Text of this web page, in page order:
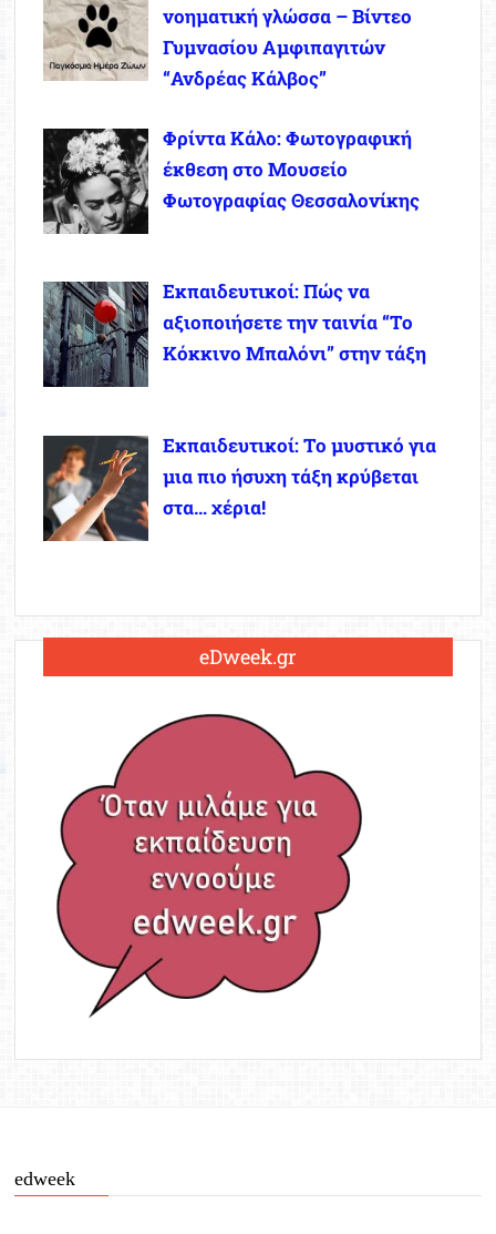
νοηματική γλώσσα – Βίντεο
Γυμνασίου Αμφιπαγιτών
“Ανδρέας Κάλβος”
Φρίντα Κάλο: Φωτογραφική
έκθεση στο Μουσείο
Φωτογραφίας Θεσσαλονίκης
Εκπαιδευτικοί: Πώς να
αξιοποιήσετε την ταινία “Το
Κόκκινο Μπαλόνι” στην τάξη
Εκπαιδευτικοί: Το μυστικό για
μια πιο ήσυχη τάξη κρύβεται
στα… χέρια!
eDweek.gr
edweek